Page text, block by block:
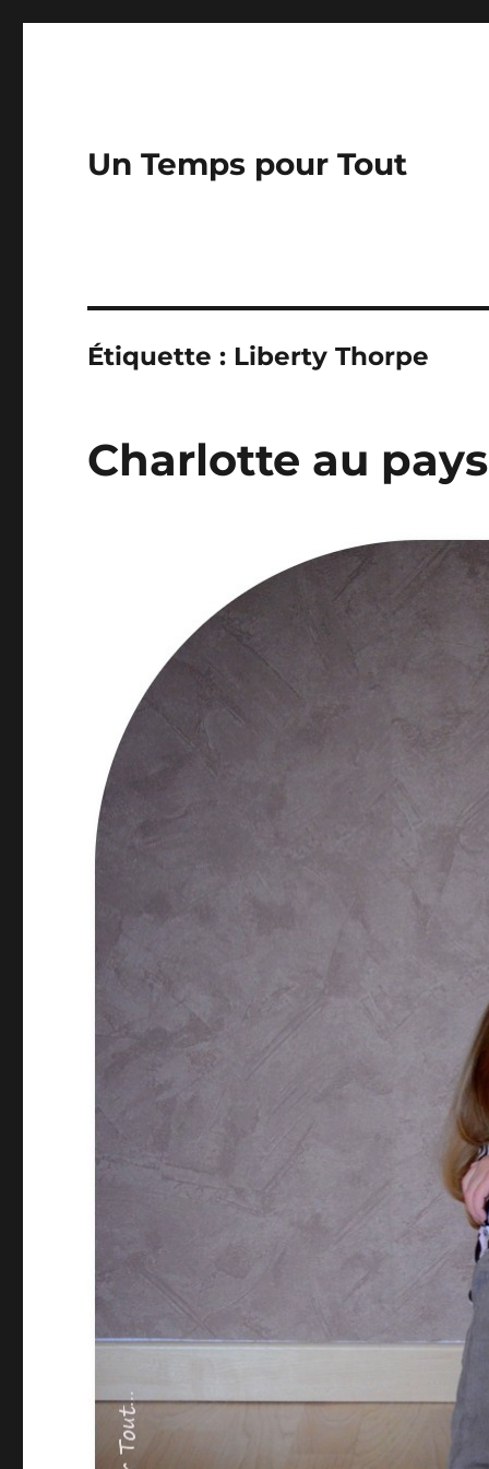
Un Temps pour Tout
Étiquette : Liberty Thorpe
Charlotte au